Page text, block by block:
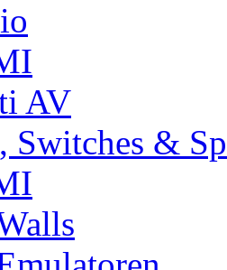
AV
Switches &